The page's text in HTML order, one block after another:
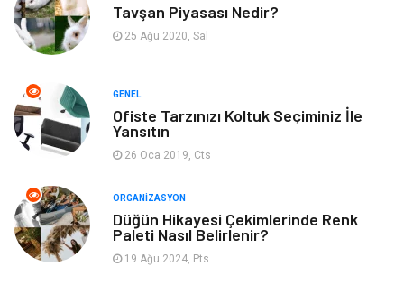
Tatil
Yeme & İçme Spor
Gençlik & Eğlence Keyif & Hobi
Aksesuarlar
Tavşan Piyasası Nedir?
25 Ağu 2020, Sal
GENEL
Ofiste Tarzınızı Koltuk Seçiminiz İle
Yansıtın
26 Oca 2019, Cts
ORGANIZASYON
Düğün Hikayesi Çekimlerinde Renk
Paleti Nasıl Belirlenir?
19 Ağu 2024, Pts